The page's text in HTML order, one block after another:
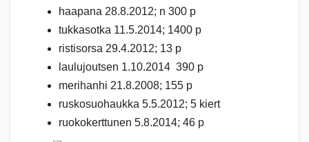
haapana 28.8.2012; n 300 p
tukkasotka 11.5.2014; 1400 p
ristisorsa 29.4.2012; 13 p
laulujoutsen 1.10.2014 390 p
merihanhi 21.8.2008; 155 p
ruskosuohaukka 5.5.2012; 5 kiert
ruokokerttunen 5.8.2014; 46 p